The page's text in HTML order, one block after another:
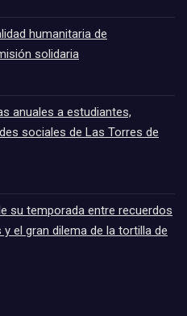
humanitaria de
solidaria
anuales a estudiantes,
sociales de Las Torres de
su temporada entre recuerdos
el gran dilema de la tortilla de